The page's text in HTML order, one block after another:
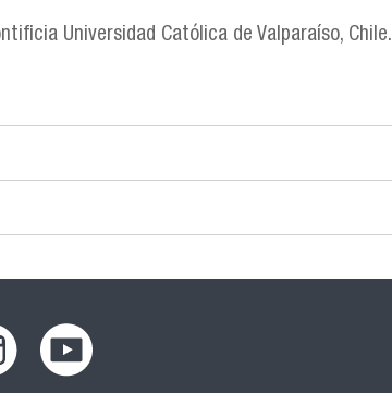
Universidad Católica de Valparaíso, Chile.